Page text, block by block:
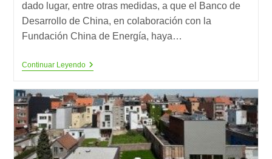
dado lugar, entre otras medidas, a que el Banco de
Desarrollo de China, en colaboración con la
Fundación China de Energía, haya…
Continuar Leyendo12
Un
Diseño
Sostenible
Urbano